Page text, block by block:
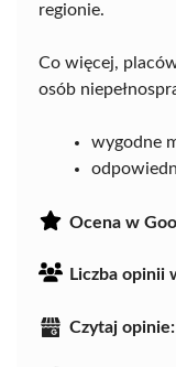
regionie.
Co więcej,
osób
wygodne
Ocena w
Liczba opinii
Czytaj opinie: